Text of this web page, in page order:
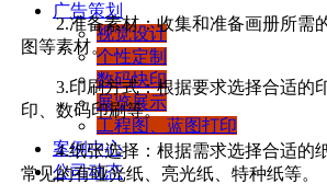
广告策划
视觉设计
个性定制
数码快印
展览展示
工程图、蓝图打印
案例中心
公司动态
2.准备素材：收集和准备画册所需
图等素材。
3.印刷方式：根据要求选择合适的
印、数码印刷等。
4.纸张选择：根据需求选择合适的纸
常见的有哑光纸、亮光纸、特种纸等。